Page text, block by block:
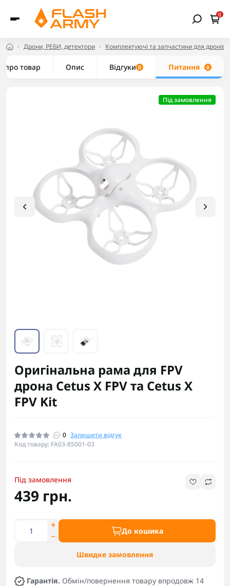
0
Дрони, РЕБИ, детектори Комплектуючі та запчастини для дронів
про товар Опис Відгуки 0 Питання 0
Під замовлення
Оригінальна рама для FPV
дрона Cetus X FPV та Cetus X
FPV Kit
0 Залишити відгук
Код товару: FA03-85001-03
Під замовлення
439 грн.
До кошика
Швидке замовлення
Гарантія. Обмін/повернення товару впродовж 14